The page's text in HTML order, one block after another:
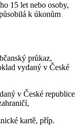
15 let nebo osoby,
k úkonům
průkaz,
vydaný v České
v České republice
kartě, příp.